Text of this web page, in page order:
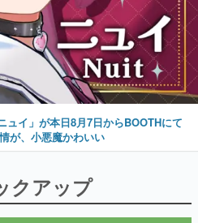
ュイ」が本日8月7日からBOOTHにて
が、小悪魔かわいい
クアップ